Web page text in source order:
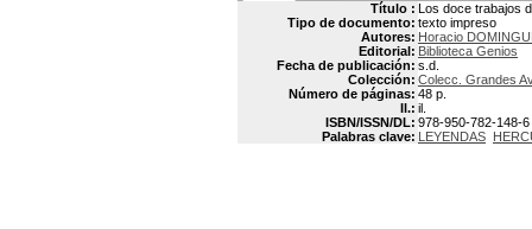
Título : Los doce trabajos
Tipo de documento: texto impreso
Autores: Horacio
Editorial: Biblioteca Genios
Fecha de publicación: s.d.
Colección: Colecc. Grandes
Número de páginas: 48 p.
Il.: il.
ISBN/ISSN/DL: 978-950-782-148-6
Palabras clave: LEYENDAS